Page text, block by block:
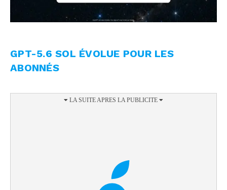
GPT-5.6 SOL ÉVOLUE POUR LES
ABONNÉS